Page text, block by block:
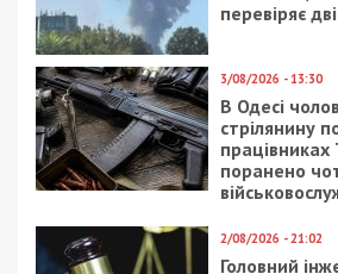
Facebook
Telegram
Twitter
Категории:Суспільство
транспорт
Рекламні блоки
залишатися
отримувати найсвіжіші
Приєднуйтесь також до 49000 в